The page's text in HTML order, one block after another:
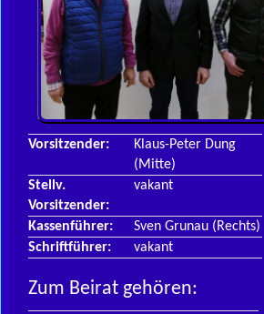
Vorsitzender:
Klaus-Peter Dung
(Mitte)
Stellv.
Vorsitzender:
vakant
Kassenführer:
Sven Grunau (Rechts)
Schriftführer:
vakant
Zum Beirat gehören: